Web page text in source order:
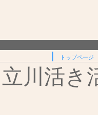
| トップページ
立川活き